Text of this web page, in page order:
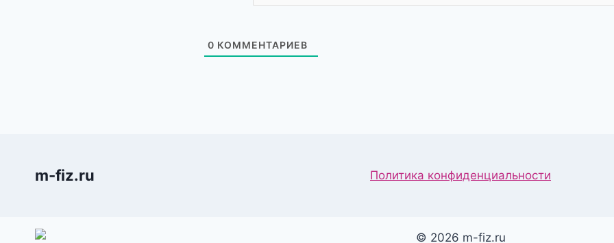
0 КОММЕНТАРИЕВ
m-fiz.ru Политика конфиденциальности
© 2026 m-fiz.ru